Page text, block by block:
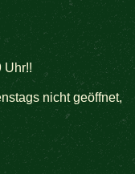
Uhr!!
nicht geöffnet,